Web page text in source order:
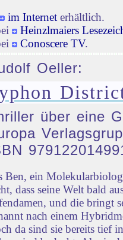
im Internet erhältlich.
Heinzlmaiers
Conoscere TV.
Oeller:
über eine
Ben, ein
dass seine Welt bald
und die bringt
nach einem
da sind sie bereits tief